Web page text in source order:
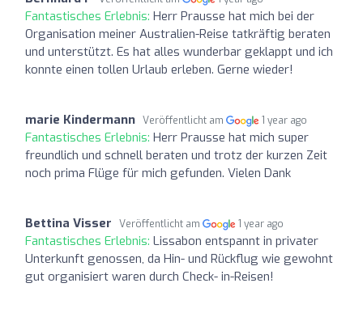
Fantastisches Erlebnis: Herr Prausse hat mich bei der
Organisation meiner Australien-Reise tatkräftig beraten
und unterstützt. Es hat alles wunderbar geklappt und ich
konnte einen tollen Urlaub erleben. Gerne wieder!
marie Kindermann Veröffentlicht am 1 year ago
Fantastisches Erlebnis: Herr Prausse hat mich super
freundlich und schnell beraten und trotz der kurzen Zeit
noch prima Flüge für mich gefunden. Vielen Dank
Bettina Visser Veröffentlicht am 1 year ago
Fantastisches Erlebnis: Lissabon entspannt in privater
Unterkunft genossen, da Hin- und Rückflug wie gewohnt
gut organisiert waren durch Check- in-Reisen!